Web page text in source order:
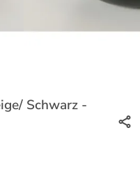
Schwarz -